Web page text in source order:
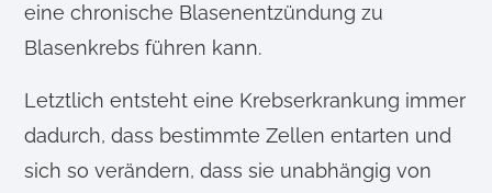
eine chronische Blasenentzündung zu
Blasenkrebs führen kann.
Letztlich entsteht eine Krebserkrankung immer
dadurch, dass bestimmte Zellen entarten und
sich so verändern, dass sie unabhängig von